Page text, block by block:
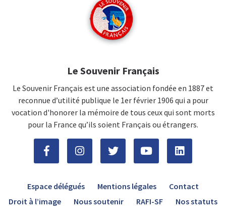
Le Souvenir Français
Le Souvenir Français est une association fondée en 1887 et
reconnue d’utilité publique le 1er février 1906 qui a pour
vocation d'honorer la mémoire de tous ceux qui sont morts
pour la France qu’ils soient Français ou étrangers.
Espace délégués Mentions légales
Contact
Droit à l’image
Nous soutenir RAFI-SF Nos statuts